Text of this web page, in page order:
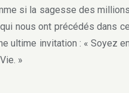
si la sagesse des
nous ont précédés dans
ultime invitation : « Soyez
»